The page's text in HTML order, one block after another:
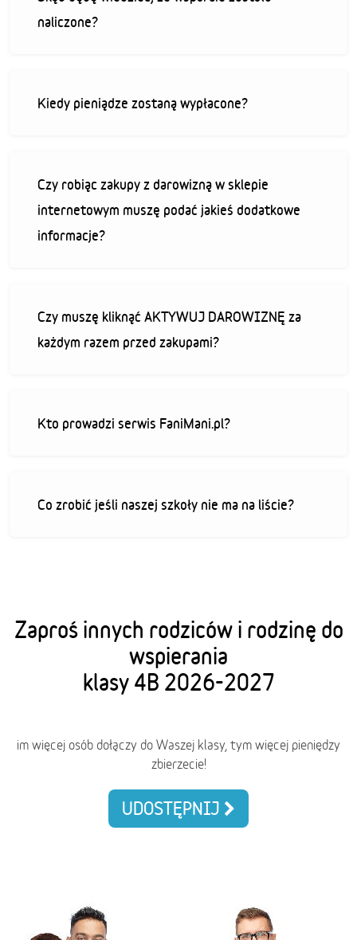
naliczone?
Kiedy pieniądze zostaną wypłacone?
Czy robiąc zakupy z darowizną w sklepie
internetowym muszę podać jakieś dodatkowe
informacje?
Czy muszę kliknąć AKTYWUJ DAROWIZNĘ za
każdym razem przed zakupami?
Kto prowadzi serwis FaniMani.pl?
Co zrobić jeśli naszej szkoły nie ma na liście?
Zaproś innych rodziców i rodzinę do
wspierania
klasy 4B 2026-2027
im więcej osób dołączy do Waszej klasy, tym więcej pieniędzy
zbierzecie!
UDOSTĘPNIJ